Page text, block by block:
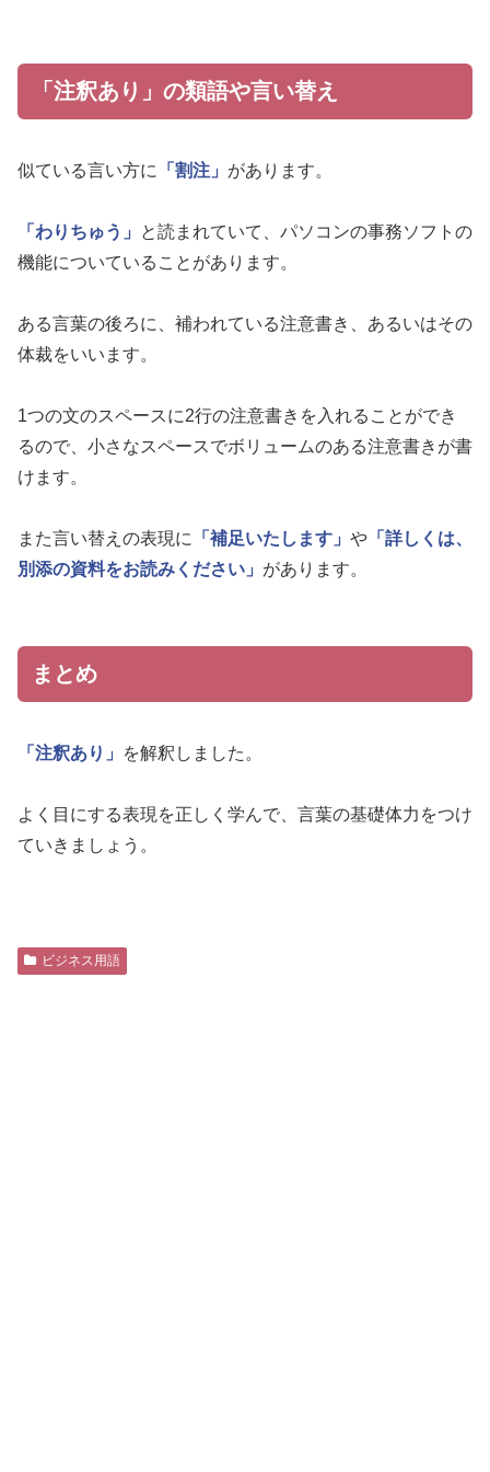
「注釈あり」の類語や言い替え
似ている言い方に 「割注」 があります。
「わりちゅう」
と読まれていて、パソコンの事務ソフトの
機能についていることがあります。
ある言葉の後ろに、補われている注意書き、あるいはその
体裁をいいます。
1つの文のスペースに2行の注意書きを入れることができ
るので、小さなスペースでボリュームのある注意書きが書
けます。
また言い替えの表現に 「補足いたします」 や 「詳しくは、
別添の資料をお読みください」 があります。
まとめ
「注釈あり」 を解釈しました。
よく目にする表現を正しく学んで、言葉の基礎体力をつけ
ていきましょう。
ビジネス用語